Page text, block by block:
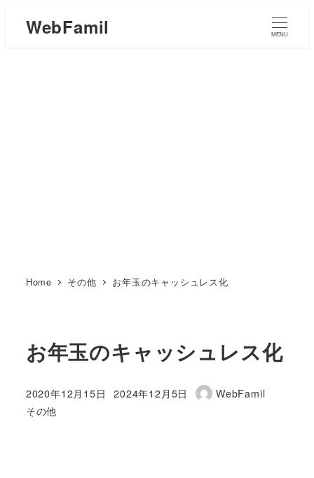
WebFamil MENU
Home その他 お年玉のキャッシュレス化
お年玉のキャッシュレス化
投稿日
2020年12月15日
更新日
2024年12月5日
著
WebFamil
カテゴリー
その他